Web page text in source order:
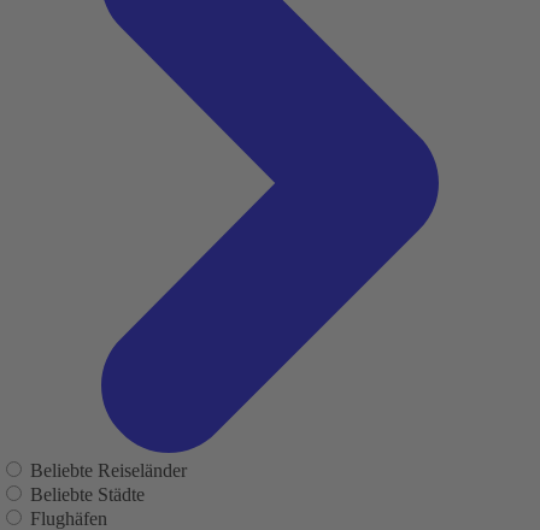
Beliebte Reiseländer
Beliebte Städte
Flughäfen